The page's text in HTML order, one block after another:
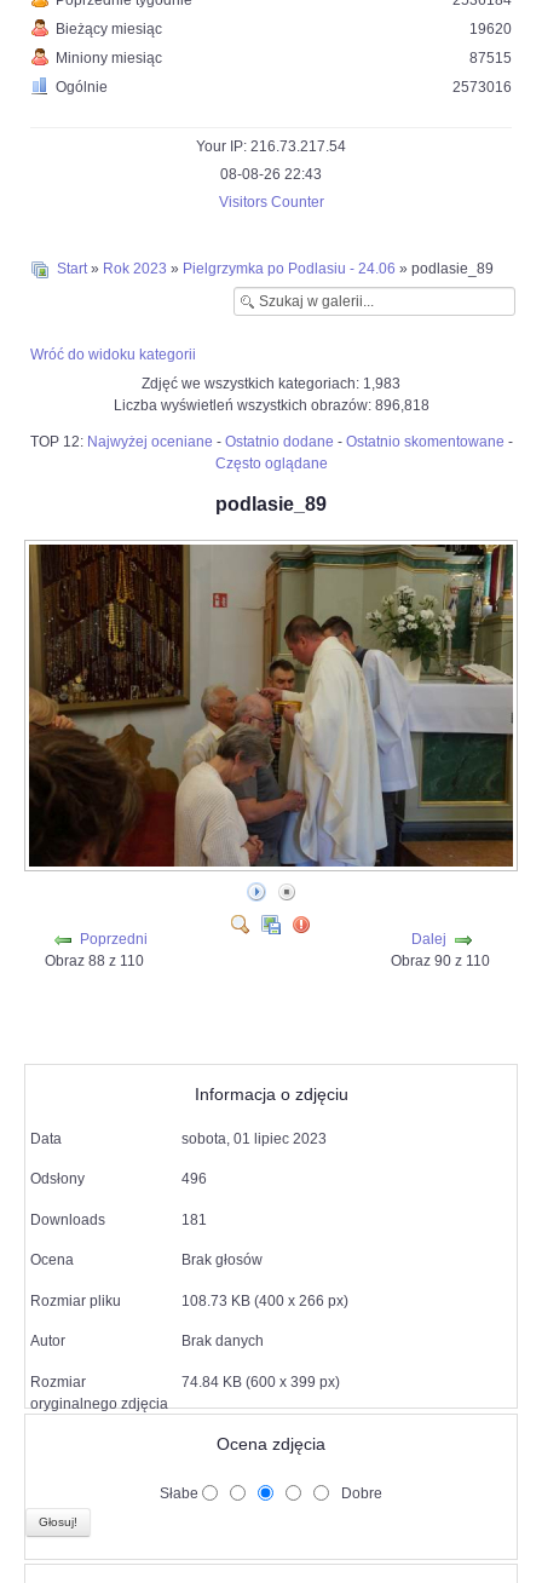
Bieżący miesiąc
Miniony miesiąc
Ogólnie
19620
87515
2573016
Your IP: 216.73.217.54
08-08-26 22:43
Visitors Counter
Start» Rok 2023 » Pielgrzymka po Podlasiu - 24.06 » podlasie_89
Wróć do widoku kategorii
Zdjęć we wszystkich kategoriach: 1,983
Liczba wyświetleń wszystkich obrazów: 896,818
TOP 12: Najwyżej oceniane - Ostatnio dodane - Ostatnio skomentowane -
Często oglądane
podlasie_89
Poprzedni
Obraz 88 z 110
Dalej
Obraz 90 z 110
Informacja o zdjęciu
Data sobota, 01 lipiec 2023
Odsłony 496
Downloads 181
Ocena Brak głosów
Rozmiar pliku 108.73 KB (400 x 266 px)
Autor Brak danych
Rozmiar
oryginalnego zdjęcia
74.84 KB (600 x 399 px)
Ocena zdjęcia
Słabe Dobre